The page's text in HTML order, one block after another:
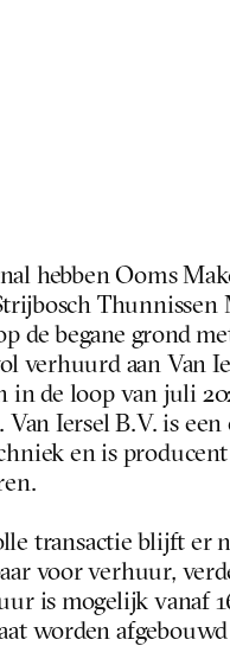
hebben Ooms
Thunnissen
de begane grond
verhuurd aan Van
de loop van juli
Iersel B.V. is een
en is
transactie blijft er
voor verhuur,
is mogelijk vanaf
worden